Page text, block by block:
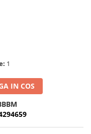
1
IN COS